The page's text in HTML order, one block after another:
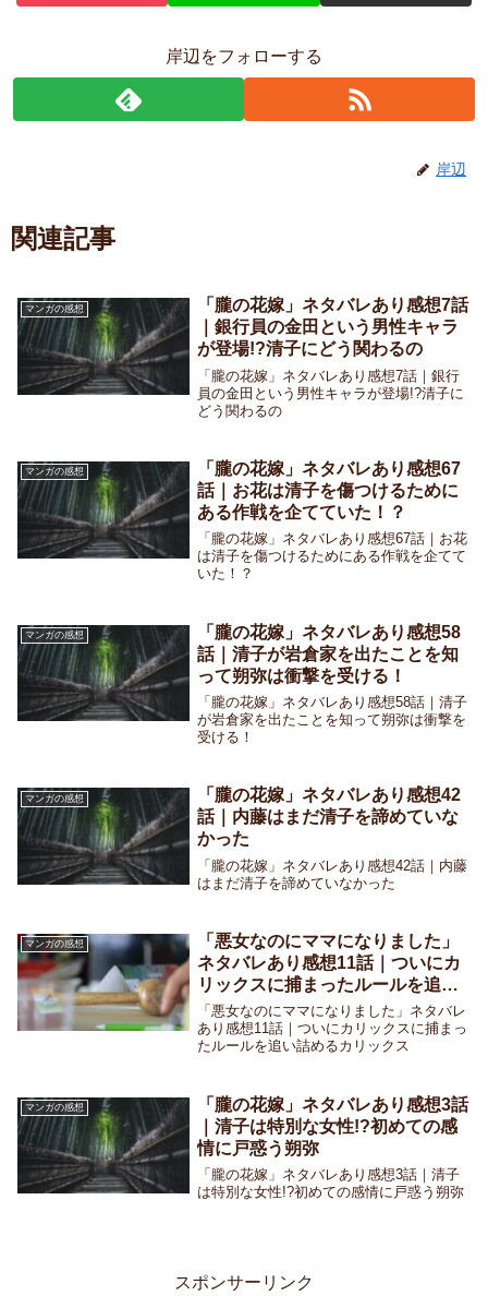
岸辺をフォローする
岸辺
関連記事
マンガの感想
「朧の花嫁」ネタバレあり感想7話
｜銀行員の金田という男性キャラ
が登場!?清子にどう関わるの
「朧の花嫁」ネタバレあり感想7話｜銀行
員の金田という男性キャラが登場!?清子に
どう関わるの
マンガの感想
「朧の花嫁」ネタバレあり感想67
話｜お花は清子を傷つけるために
ある作戦を企てていた！？
「朧の花嫁」ネタバレあり感想67話｜お花
は清子を傷つけるためにある作戦を企てて
いた！？
マンガの感想
「朧の花嫁」ネタバレあり感想58
話｜清子が岩倉家を出たことを知
って朔弥は衝撃を受ける！
「朧の花嫁」ネタバレあり感想58話｜清子
が岩倉家を出たことを知って朔弥は衝撃を
受ける！
マンガの感想
「朧の花嫁」ネタバレあり感想42
話｜内藤はまだ清子を諦めていな
かった
「朧の花嫁」ネタバレあり感想42話｜内藤
はまだ清子を諦めていなかった
マンガの感想
「悪女なのにママになりました」
ネタバレあり感想11話｜ついにカ
リックスに捕まったルールを追い
詰めるカリックス
「悪女なのにママになりました」ネタバレ
あり感想11話｜ついにカリックスに捕まっ
たルールを追い詰めるカリックス
マンガの感想
「朧の花嫁」ネタバレあり感想3話
｜清子は特別な女性!?初めての感
情に戸惑う朔弥
「朧の花嫁」ネタバレあり感想3話｜清子
は特別な女性!?初めての感情に戸惑う朔弥
スポンサーリンク